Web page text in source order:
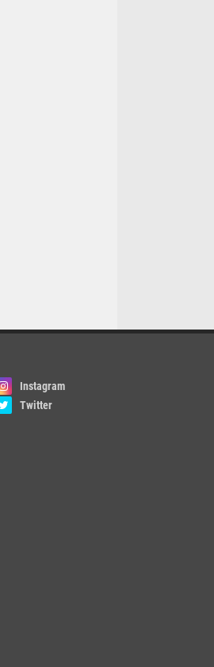
Instagram
Twitter